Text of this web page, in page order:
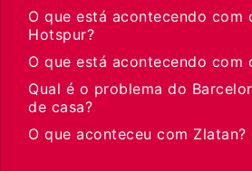
O que está acontecendo com
Hotspur?
O que está acontecendo com
Qual é o problema do
de casa?
O que aconteceu com Zlatan?